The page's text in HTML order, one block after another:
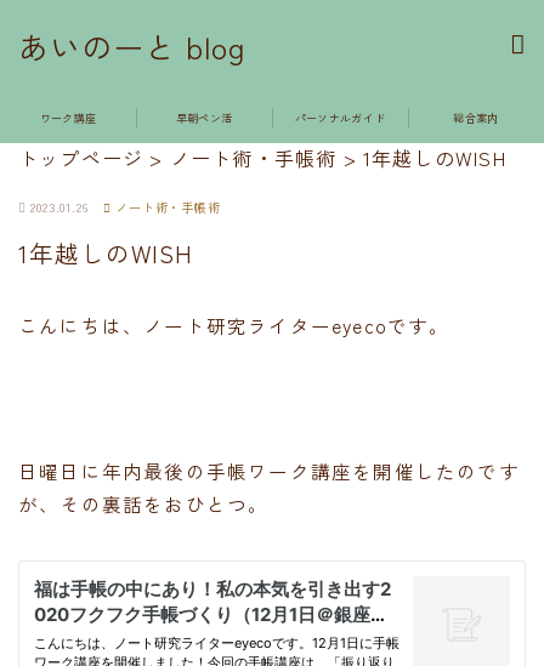
あいのーと blog
ワーク講座 早朝ペン活 パーソナルガイド 総合案内
トップページ > ノート術・手帳術 >1年越しのWISH
2023.01.26 ノート術・手帳術
1年越しのWISH
こんにちは、ノート研究ライターeyecoです。
日曜日に年内最後の手帳ワーク講座を開催したのです
が、その裏話をおひとつ。